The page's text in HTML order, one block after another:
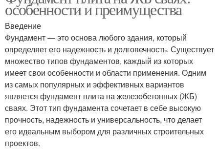
особенности и преимущества
Введение
Фундамент — это основа любого здания, который
определяет его надежность и долговечность. Существует
множество типов фундаментов, каждый из которых
имеет свои особенности и области применения. Одним
из самых популярных и эффективных вариантов
является фундамент плита на железобетонных (ЖБ)
сваях. Этот тип фундамента сочетает в себе высокую
прочность, надежность и универсальность, что делает
его идеальным выбором для различных строительных
проектов.